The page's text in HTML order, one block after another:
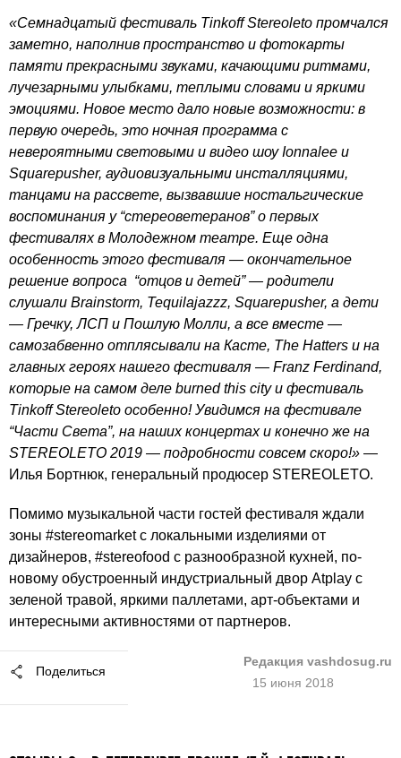
«Семнадцатый фестиваль Tinkoff Stereoleto промчался
заметно, наполнив пространство и фотокарты
памяти прекрасными звуками, качающими ритмами,
лучезарными улыбками, теплыми словами и яркими
эмоциями. Новое место дало новые возможности: в
первую очередь, это ночная программа с
невероятными световыми и видео шоу Ionnalee и
Squarepusher, аудиовизуальными инсталляциями,
танцами на рассвете, вызвавшие ностальгические
воспоминания у “стереоветеранов” о первых
фестивалях в Молодежном театре. Еще одна
особенность этого фестиваля — окончательное
решение вопроса “отцов и детей” — родители
слушали Brainstorm, Tequilajazzz, Squarepusher, а дети
— Гречку, ЛСП и Пошлую Молли, а все вместе —
самозабвенно отплясывали на Касте, The Hatters и на
главных героях нашего фестиваля — Franz Ferdinand,
которые на самом деле burned this city и фестиваль
Tinkoff Stereoleto особенно! Увидимся на фестивале
“Части Света”, на наших концертах и конечно же на
STEREOLETO 2019 — подробности совсем скоро!» —
Илья Бортнюк, генеральный продюсер STEREOLETO.
Помимо музыкальной части гостей фестиваля ждали
зоны #stereomarket с локальными изделиями от
дизайнеров, #stereofood с разнообразной кухней, по-
новому обустроенный индустриальный двор Atplay с
зеленой травой, яркими паллетами, арт-объектами и
интересными активностями от партнеров.
Поделиться
Редакция vashdosug.ru
15 июня 2018